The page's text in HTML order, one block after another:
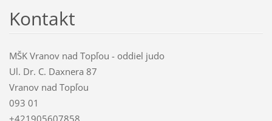
Kontakt
MŠK Vranov nad Topľou - oddiel judo
Ul. Dr. C. Daxnera 87
Vranov nad Topľou
093 01
+421905607858